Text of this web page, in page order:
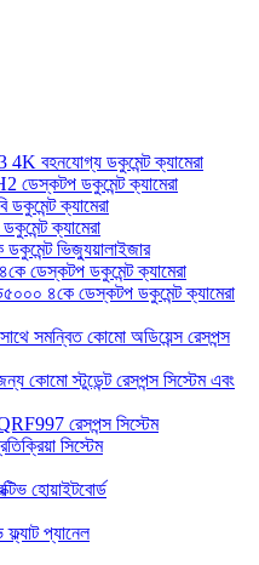
বহনযোগ্য ডকুমেন্ট ক্যামেরা
ডকুমেন্ট ক্যামেরা
ক্যামেরা
ক্যামেরা
ভিজ্যুয়ালাইজার
ডেস্কটপ ডকুমেন্ট ক্যামেরা
৪কে ডেস্কটপ ডকুমেন্ট ক্যামেরা
সমন্বিত কোমো অডিয়েন্স রেসপন্স
কোমো স্টুডেন্ট রেসপন্স সিস্টেম এবং
রেসপন্স সিস্টেম
সিস্টেম
হোয়াইটবোর্ড
ফ্ল্যাট প্যানেল